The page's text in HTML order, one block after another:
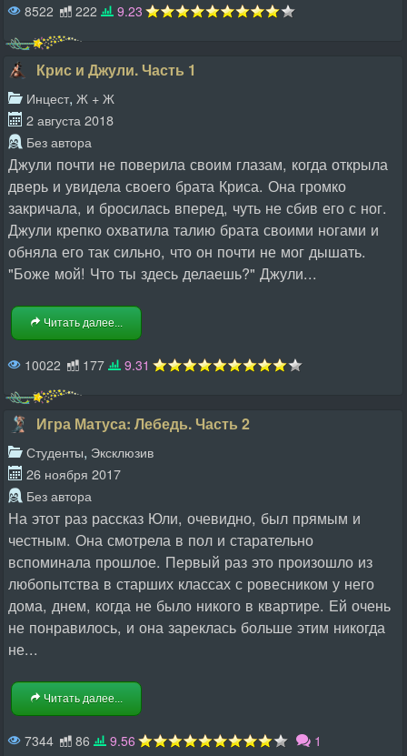
8522 222 9.23
Крис и Джули. Часть 1
Инцест, Ж + Ж
2 августа 2018
Без автора
Джули почти не поверила своим глазам, когда открыла
дверь и увидела своего брата Криса. Она громко
закричала, и бросилась вперед, чуть не сбив его с ног.
Джули крепко охватила талию брата своими ногами и
обняла его так сильно, что он почти не мог дышать.
"Боже мой! Что ты здесь делаешь?" Джули...
Читать далее...
10022 177 9.31
Игра Матуса: Лебедь. Часть 2
Студенты, Эксклюзив
26 ноября 2017
Без автора
На этот раз рассказ Юли, очевидно, был прямым и
честным. Она смотрела в пол и старательно
вспоминала прошлое. Первый раз это произошло из
любопытства в старших классах с ровесником у него
дома, днем, когда не было никого в квартире. Ей очень
не понравилось, и она зареклась больше этим никогда
не...
Читать далее...
7344 86 9.56 1